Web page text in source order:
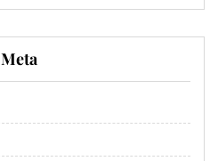
Meta